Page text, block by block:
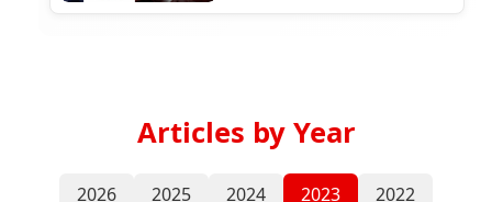
Articles by Year
2026 2025 2024 2023
2022